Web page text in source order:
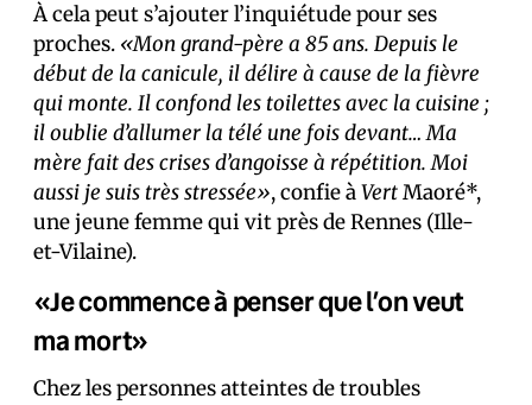
À cela peut s’ajouter l’inquiétude pour ses
proches. «Mon grand-père a 85 ans. Depuis le
début de la canicule, il délire à cause de la fièvre
qui monte. Il confond les toilettes avec la cuisine ;
il oublie d’allumer la télé une fois devant… Ma
mère fait des crises d’angoisse à répétition. Moi
aussi je suis très stressée», confie àVertMaoré*,
une jeune femme qui vit près de Rennes (Ille-
et-Vilaine).
«Je commence à penser que l’on veut
ma mort»
Chez les personnes atteintes de troubles